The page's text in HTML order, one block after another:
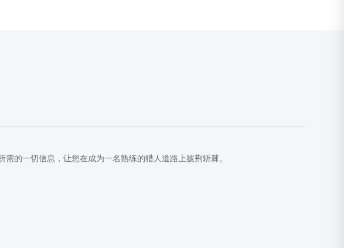
的一切信息，让您在成为一名熟练的猎人道路上披荆斩棘。